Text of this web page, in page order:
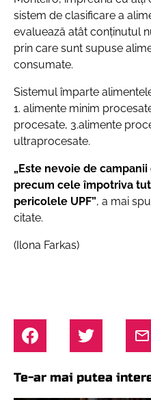
sistem de clasificare a
evaluează atât conținutul
prin care sunt supuse
consumate.
Sistemul împarte
1. alimente minim
procesate, 3.alimente
ultraprocesate.
„Este nevoie de
precum cele împotriva
pericolele UPF”, a mai
citate.
(Ilona Farkas)
Te-ar mai putea